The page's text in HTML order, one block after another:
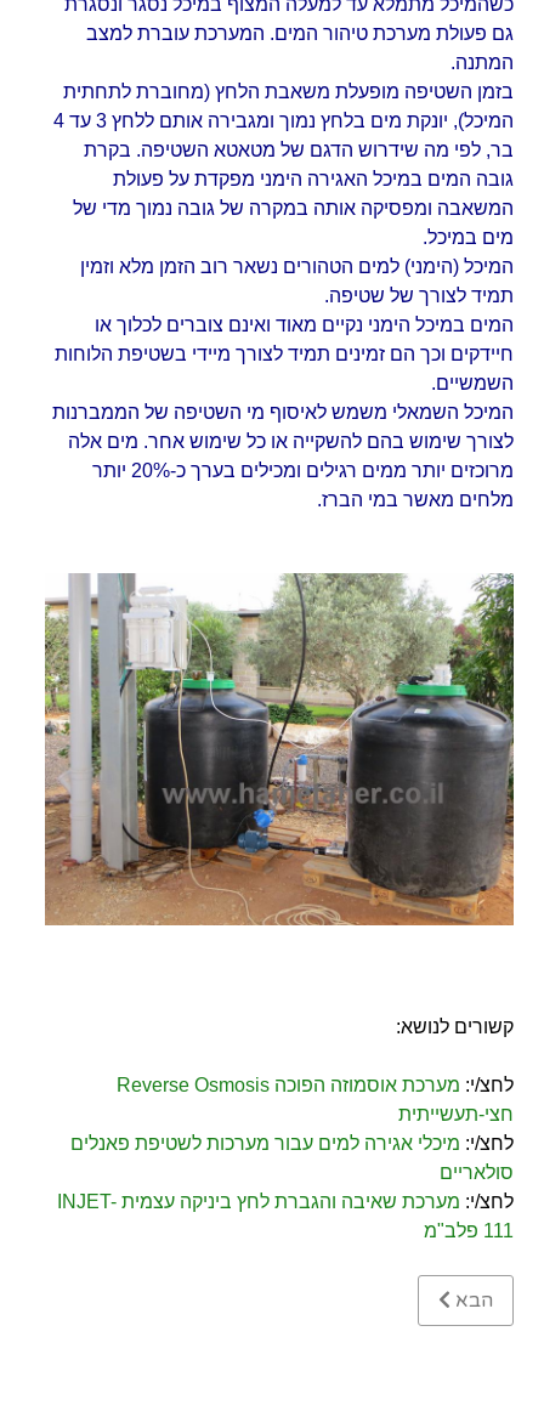
כשהמיכל מתמלא עד למעלה המצוף במיכל נסגר ונסגרת
גם פעולת מערכת טיהור המים. המערכת עוברת למצב
המתנה.
בזמן השטיפה מופעלת משאבת הלחץ (מחוברת לתחתית
המיכל), יונקת מים בלחץ נמוך ומגבירה אותם ללחץ 3 עד 4
בר, לפי מה שידרוש הדגם של מטאטא השטיפה. בקרת
גובה המים במיכל האגירה הימני מפקדת על פעולת
המשאבה ומפסיקה אותה במקרה של גובה נמוך מדי של
מים במיכל.
המיכל (הימני) למים הטהורים נשאר רוב הזמן מלא וזמין
תמיד לצורך של שטיפה.
המים במיכל הימני נקיים מאוד ואינם צוברים לכלוך או
חיידקים וכך הם זמינים תמיד לצורך מיידי בשטיפת הלוחות
השמשיים.
המיכל השמאלי משמש לאיסוף מי השטיפה של הממברנות
לצורך שימוש בהם להשקייה או כל שימוש אחר. מים אלה
מרוכזים יותר ממים רגילים ומכילים בערך כ-20% יותר
מלחים מאשר במי הברז.
קשורים לנושא:
לחצ/י:
מערכת אוסמוזה הפוכה Reverse Osmosis
חצי-תעשייתית
לחצ/י: מיכלי אגירה למים עבור מערכות לשטיפת פאנלים
סולאריים
לחצ/י:
מערכת שאיבה והגברת לחץ ביניקה עצמית INJET-
111 פלב"מ
Next article: מערכות אוסמוזה הפוכה לשימוש מסחרי
הבא